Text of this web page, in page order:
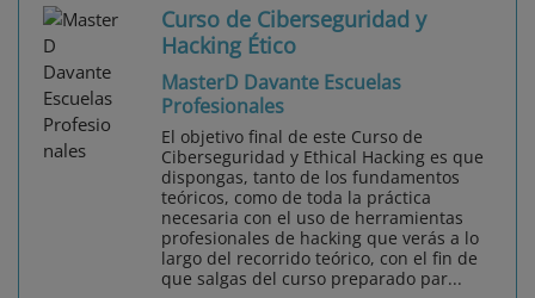
Curso de Ciberseguridad y
Hacking Ético
MasterD Davante Escuelas
Profesionales
El objetivo final de este Curso de
Ciberseguridad y Ethical Hacking es que
dispongas, tanto de los fundamentos
teóricos, como de toda la práctica
necesaria con el uso de herramientas
profesionales de hacking que verás a lo
largo del recorrido teórico, con el fin de
que salgas del curso preparado par...